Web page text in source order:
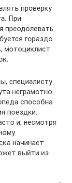
проверку
При
преодолевать
гораздо
мотоциклист
специалисту
неграмотно.
способна
поездки.
и, несмотря
начинает
выйти из